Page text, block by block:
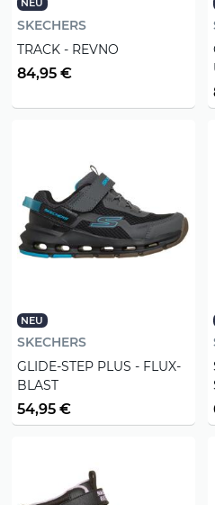
SKECHERS
TRACK - REVNO
84,95 €
NEU
SKECHERS
GLIDE-STEP PLUS - FLUX-
BLAST
54,95 €